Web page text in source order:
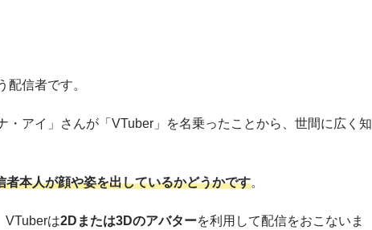
配信者です。
・アイ」さんが「VTuber」を名乗ったことから、世間に広く知
本人が顔や姿を出しているかどうかです。
VTuberは2Dまたは3Dのアバターを利用して配信をおこないま